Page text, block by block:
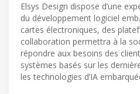
Elsys Design dispose d’une
du développement logiciel
cartes électroniques, des
collaboration permettra à la
répondre aux besoins des
systèmes basés sur les
les technologies d’IA